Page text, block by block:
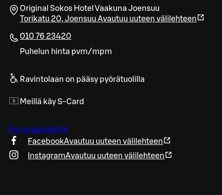
Original Sokos Hotel Vaakuna Joensuu
Torikatu 20, Joensuu Avautuu uuteen välilehteen
010 76 23420
Puhelun hinta pvm/mpm
Ravintolaan on pääsy pyörätuolilla
Meillä käy S-Card
Anna palautetta
FacebookAvautuu uuteen välilehteen
InstagramAvautuu uuteen välilehteen